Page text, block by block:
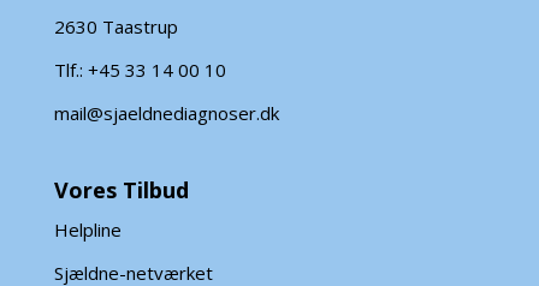
2630 Taastrup
Tlf.: +45 33 14 00 10
mail@sjaeldnediagnoser.dk
Vores Tilbud
Helpline
Sjældne-netværket